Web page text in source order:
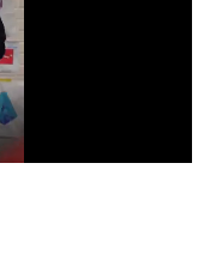
الدوري السعودي